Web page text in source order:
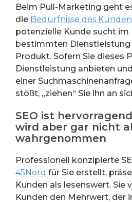
Beim Pull-Marketing geht
die Bedürfnisse des Kunden
potenzielle Kunde sucht im
bestimmten Dienstleistung
Produkt. Sofern Sie dieses
Dienstleistung anbieten
einer
stößt, „ziehen“ Sie ihn an
SEO ist
wird aber gar nicht
wahrgenommen
Professionell konzipierte
45Nord für Sie erstellt,
Kunden als lesenswert. Sie
Kunden den Mehrwert, der